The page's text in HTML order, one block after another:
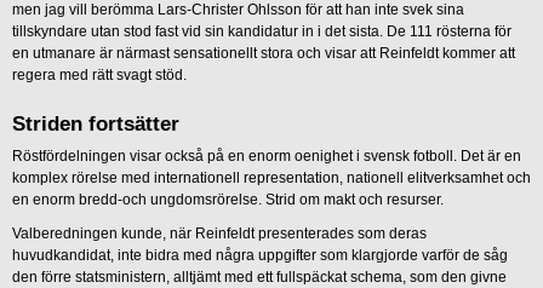
men jag vill berömma Lars-Christer Ohlsson för att han inte svek sina
tillskyndare utan stod fast vid sin kandidatur in i det sista. De 111 rösterna för
en utmanare är närmast sensationellt stora och visar att Reinfeldt kommer att
regera med rätt svagt stöd.
Striden fortsätter
Röstfördelningen visar också på en enorm oenighet i svensk fotboll. Det är en
komplex rörelse med internationell representation, nationell elitverksamhet och
en enorm bredd-och ungdomsrörelse. Strid om makt och resurser.
Valberedningen kunde, när Reinfeldt presenterades som deras
huvudkandidat, inte bidra med några uppgifter som klargjorde varför de såg
den förre statsministern, alltjämt med ett fullspäckat schema, som den givne